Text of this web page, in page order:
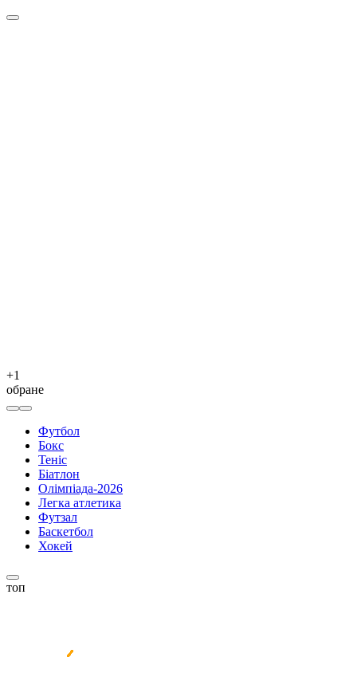
+1
обране
Футбол
Бокс
Теніс
Біатлон
Олімпіада-2026
Легка атлетика
Футзал
Баскетбол
Хокей
топ